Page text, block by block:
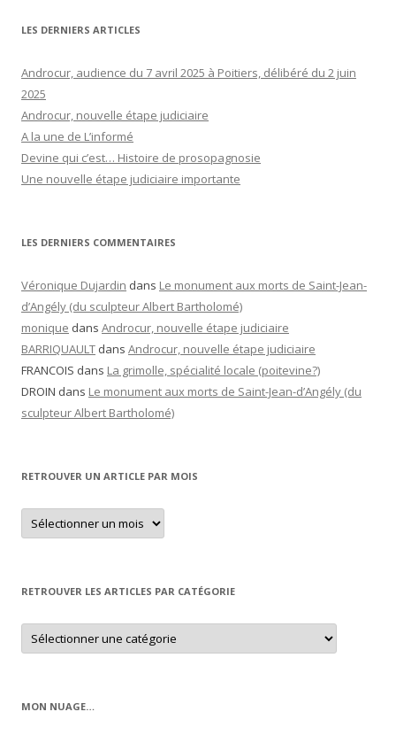
LES DERNIERS ARTICLES
Androcur, audience du 7 avril 2025 à Poitiers, délibéré du 2 juin
2025
Androcur, nouvelle étape judiciaire
A la une de L’informé
Devine qui c’est… Histoire de prosopagnosie
Une nouvelle étape judiciaire importante
LES DERNIERS COMMENTAIRES
Véronique Dujardin dans Le monument aux morts de Saint-Jean-
d’Angély (du sculpteur Albert Bartholomé)
monique dans Androcur, nouvelle étape judiciaire
BARRIQUAULT dans Androcur, nouvelle étape judiciaire
FRANCOIS dans La grimolle, spécialité locale (poitevine?)
DROIN dans Le monument aux morts de Saint-Jean-d’Angély (du
sculpteur Albert Bartholomé)
RETROUVER UN ARTICLE PAR MOIS
Retrouver
un
article
RETROUVER LES ARTICLES PAR CATÉGORIE
Retrouver
les
articles
MON NUAGE…